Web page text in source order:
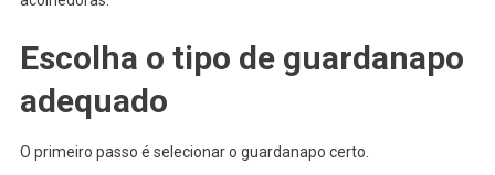
Escolha o tipo de guardanapo
adequado
O primeiro passo é selecionar o guardanapo certo.